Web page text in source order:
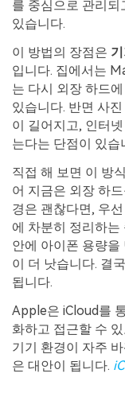
를 중심으로 관리
있습니다.
이 방법의 장점은
입니다. 집에서는
는 다시 외장 하드
있습니다. 반면 사
이 길어지고, 인터
는다는 단점이 있습
직접 해 보면 이 방
어 지금은 외장 하
경은 괜찮다면, 우
에 차분히 정리하는
안에 아이폰 용량을
이 더 낫습니다. 결
됩니다.
Apple은 iCloud를
화하고 접근할 수
기기 환경이 자주
은 대안이 됩니다.